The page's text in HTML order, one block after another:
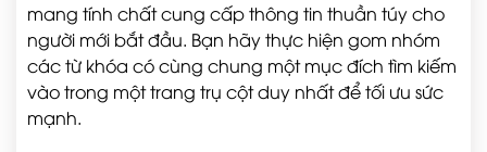
mang tính chất cung cấp thông tin thuần túy cho
người mới bắt đầu. Bạn hãy thực hiện gom nhóm
các từ khóa có cùng chung một mục đích tìm kiếm
vào trong một trang trụ cột duy nhất để tối ưu sức
mạnh.